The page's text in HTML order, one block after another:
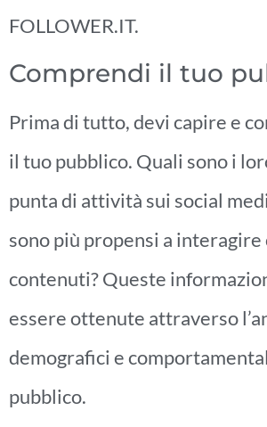
FOLLOWER.IT.
Comprendi il tuo
Prima di tutto, devi capire e
il tuo pubblico. Quali sono i
punta di attività sui social
sono più propensi a interagire
contenuti? Queste
essere ottenute attraverso
demografici e
pubblico.